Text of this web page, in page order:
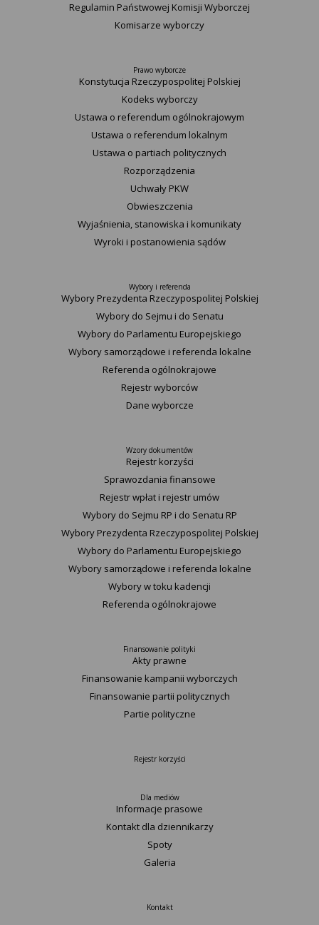
Regulamin Państwowej Komisji Wyborczej
Komisarze wyborczy
Prawo wyborcze
Konstytucja Rzeczypospolitej Polskiej​
Kodeks wyborczy
Ustawa o referendum ogólnokrajowym
Ustawa o referendum lokalnym
Ustawa o partiach politycznych
Rozporządzenia
Uchwały PKW
Obwieszczenia
Wyjaśnienia, stanowiska i komunikaty
Wyroki i postanowienia sądów
Wybory i referenda
Wybory Prezydenta Rzeczypospolitej Polskiej
Wybory do Sejmu i do Senatu
Wybory do Parlamentu Europejskiego
Wybory samorządowe i referenda lokalne
Referenda ogólnokrajowe
Rejestr wyborców
Dane wyborcze
Wzory dokumentów
Rejestr korzyści
Sprawozdania finansowe
Rejestr wpłat i rejestr umów
Wybory do Sejmu RP i do Senatu RP
Wybory Prezydenta Rzeczypospolitej Polskiej
Wybory do Parlamentu Europejskiego
Wybory samorządowe i referenda lokalne
Wybory w toku kadencji
Referenda ogólnokrajowe
Finansowanie polityki
Akty prawne
Finansowanie kampanii wyborczych
Finansowanie partii politycznych
Partie polityczne
Rejestr korzyści
Dla mediów
Informacje prasowe
Kontakt dla dziennikarzy
Spoty
Galeria
Kontakt